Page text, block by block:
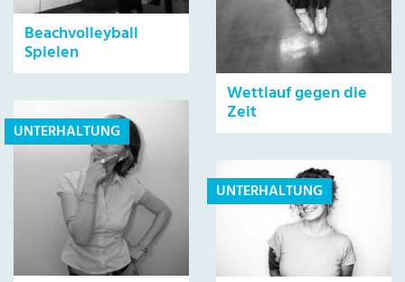
Beachvolleyball
Spielen
UNTERHALTUNG
Wettlauf gegen die
Zeit
UNTERHALTUNG